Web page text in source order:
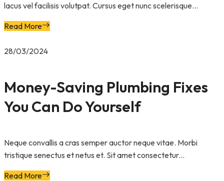
lacus vel facilisis volutpat. Cursus eget nunc scelerisque...
Read More
28/03/2024
Money-Saving Plumbing Fixes
You Can Do Yourself
Neque convallis a cras semper auctor neque vitae. Morbi
tristique senectus et netus et. Sit amet consectetur...
Read More